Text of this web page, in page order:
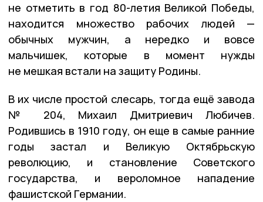
не отметить в год 80-летия Великой Победы,
находится множество рабочих людей —
обычных мужчин, а нередко и вовсе
мальчишек, которые в момент нужды
не мешкая встали на защиту Родины.
В их числе простой слесарь, тогда ещё завода
№ 204, Михаил Дмитриевич Любичев.
Родившись в 1910 году, он еще в самые ранние
годы застал и Великую Октябрьскую
революцию, и становление Советского
государства, и вероломное нападение
фашистской Германии.